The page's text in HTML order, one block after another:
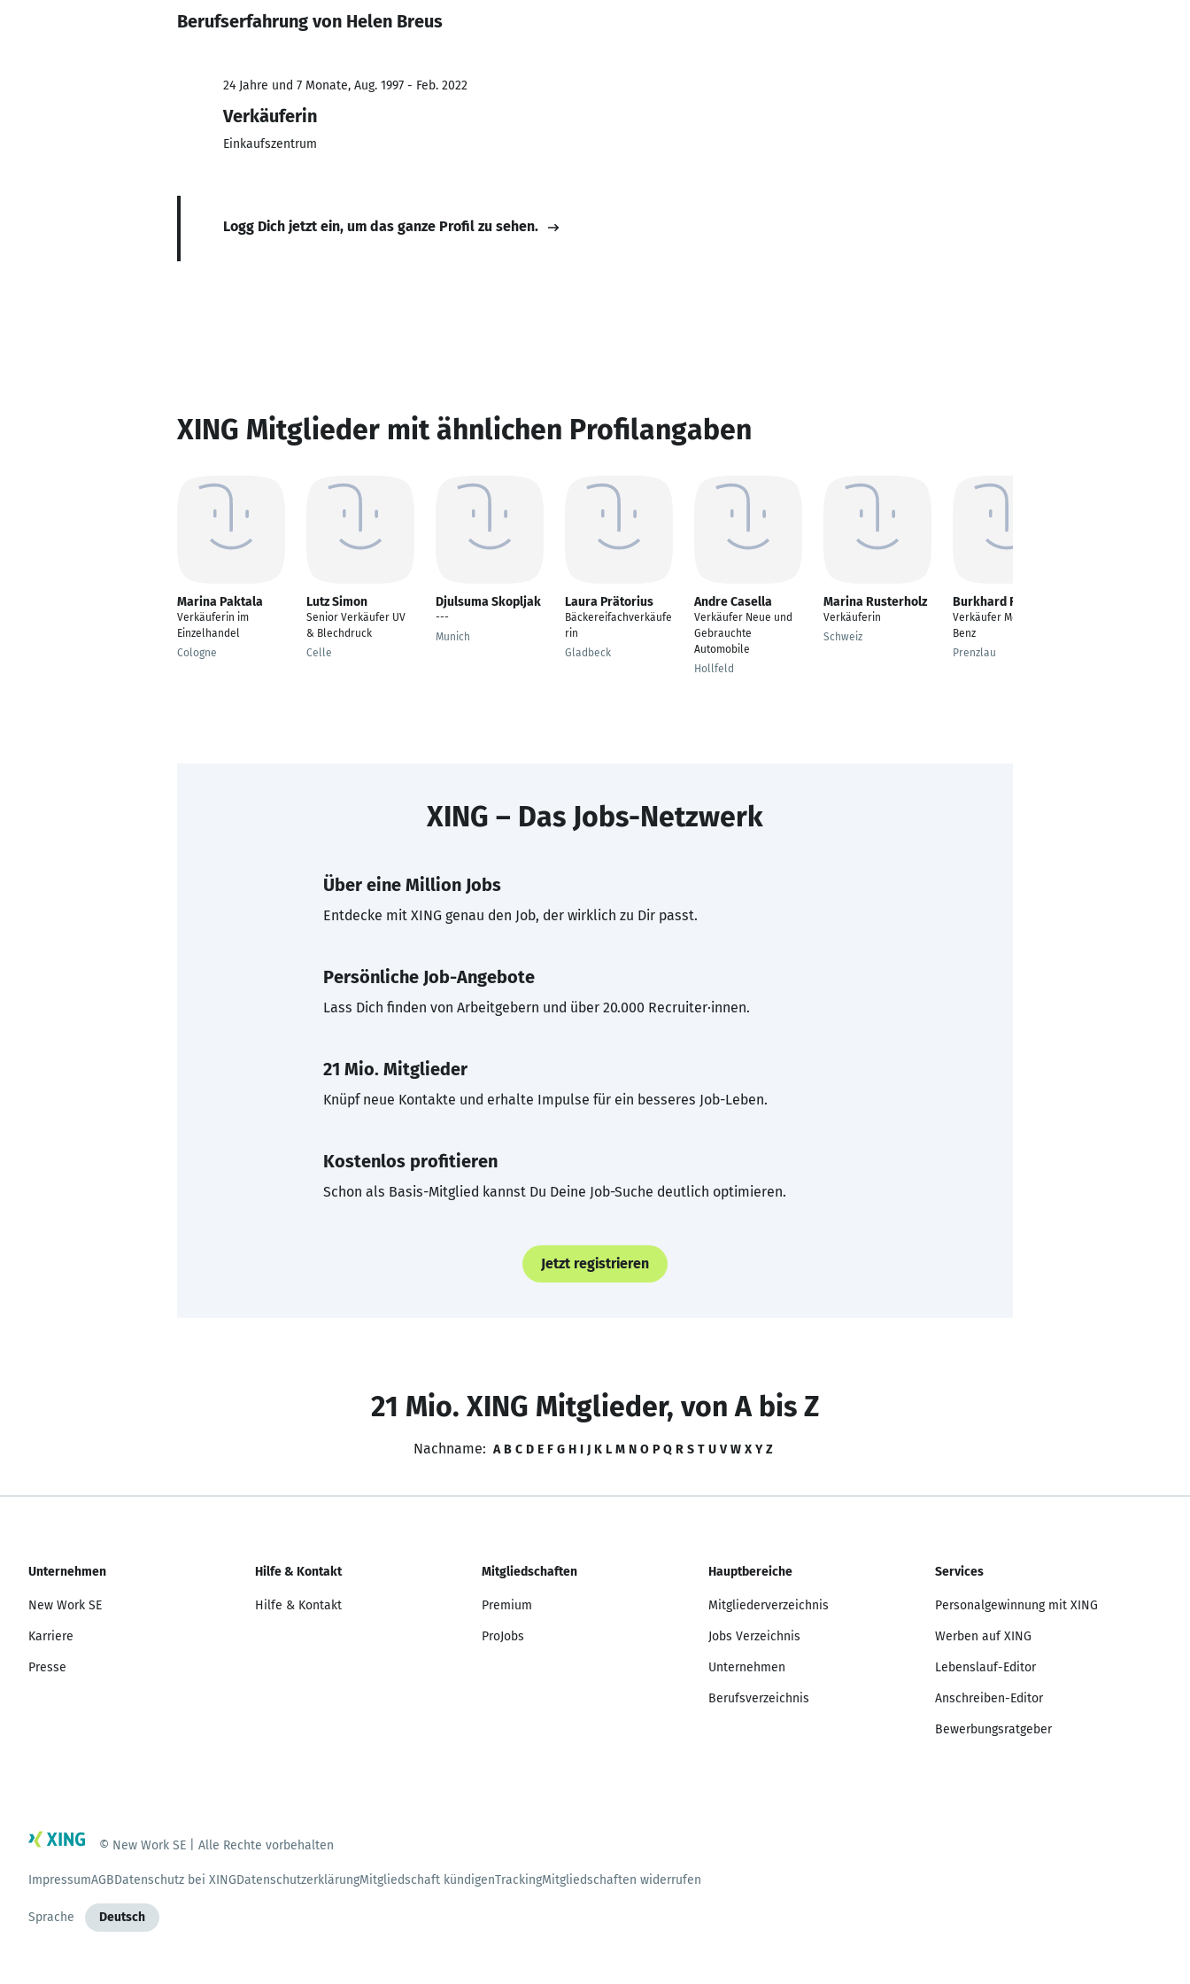
Berufserfahrung von Helen Breus
24 Jahre und 7 Monate, Aug. 1997 - Feb. 2022
Verkäuferin
Einkaufszentrum
Logg Dich jetzt ein, um das ganze Profil zu sehen.
XING Mitglieder mit ähnlichen Profilangaben
Marina Paktala
Verkäuferin im
Einzelhandel
Cologne
Lutz Simon
Senior Verkäufer UV
& Blechdruck
Celle
Djulsuma Skopljak
---
Munich
Laura Prätorius
Bäckereifachverkäufe
rin
Gladbeck
Andre Casella
Verkäufer Neue und
Gebrauchte
Automobile
Hollfeld
Marina Rusterholz
Verkäuferin
Schweiz
Burkhard Frank
Verkäufer Mercedes
Benz
Prenzlau
XING – Das Jobs-Netzwerk
Über eine Million Jobs
Entdecke mit XING genau den Job, der wirklich zu Dir passt.
Persönliche Job-Angebote
Lass Dich finden von Arbeitgebern und über 20.000 Recruiter·innen.
21 Mio. Mitglieder
Knüpf neue Kontakte und erhalte Impulse für ein besseres Job-Leben.
Kostenlos profitieren
Schon als Basis-Mitglied kannst Du Deine Job-Suche deutlich optimieren.
Jetzt registrieren
21 Mio. XING Mitglieder, von A bis Z
Nachname: A B C D E F G H I J K L M N O P Q R S T U V W X Y Z
Unternehmen
New Work SE
Karriere
Presse
Hilfe & Kontakt
Hilfe & Kontakt
Mitgliedschaften
Premium
ProJobs
Hauptbereiche
Mitgliederverzeichnis
Jobs Verzeichnis
Unternehmen
Berufsverzeichnis
Services
Personalgewinnung mit XING
Werben auf XING
Lebenslauf-Editor
Anschreiben-Editor
Bewerbungsratgeber
© New Work SE | Alle Rechte vorbehalten
ImpressumAGBDatenschutz bei XINGDatenschutzerklärungMitgliedschaft kündigenTrackingMitgliedschaften widerrufen
Sprache Deutsch